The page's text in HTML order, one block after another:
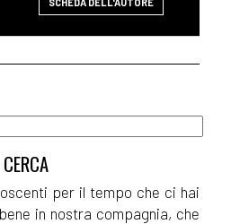
per il tempo che ci hai
in nostra compagnia, che